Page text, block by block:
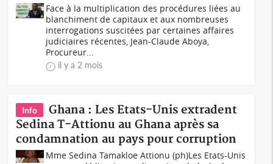
Face à la multiplication des procédures liées au
blanchiment de capitaux et aux nombreuses
interrogations suscitées par certaines affaires
judiciaires récentes, Jean-Claude Aboya,
Procureur...
il y a 2 mois
Info
Ghana : Les Etats-Unis extradent
Sedina T-Attionu au Ghana après sa
condamnation au pays pour corruption
Mme Sedina Tamakloe Attionu (ph)Les Etats-Unis